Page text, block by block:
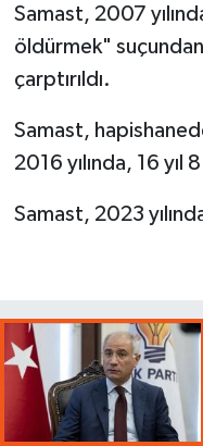
Samast, 2007
öldürmek" suçundan
çarptırıldı.
Samast,
2016 yılında, 16 yıl
Samast, 2023